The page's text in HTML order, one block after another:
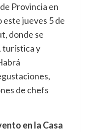
Provincia en
este jueves 5 de
donde se
turística y
de chefs
en la Casa